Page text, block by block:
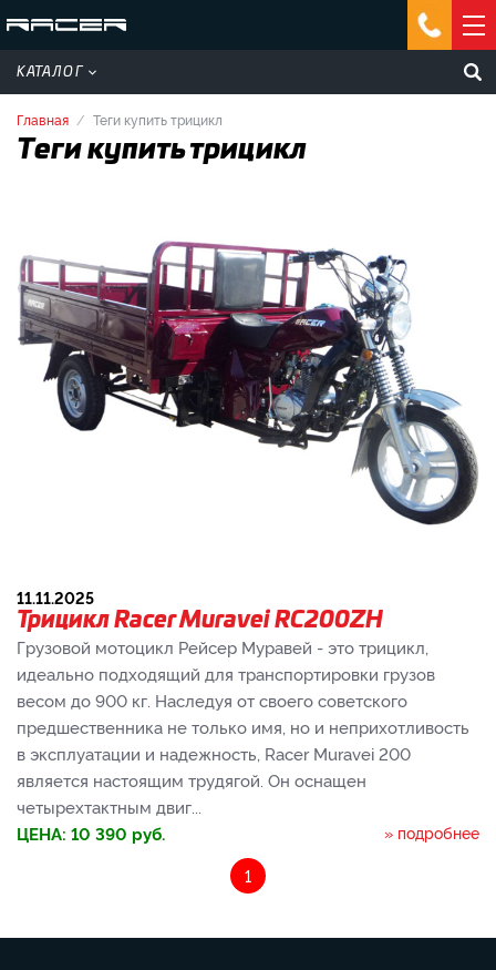
КАТАЛОГ
Главная Теги купить трицикл
Теги купить трицикл
11.11.2025
Трицикл Racer Muravei RC200ZH
Грузовой мотоцикл Рейсер Муравей - это трицикл,
идеально подходящий для транспортировки грузов
весом до 900 кг. Наследуя от своего советского
предшественника не только имя, но и неприхотливость
в эксплуатации и надежность, Racer Muravei 200
является настоящим трудягой. Он оснащен
четырехтактным двиг...
ЦЕНА: 10 390 руб. » подробнее
1